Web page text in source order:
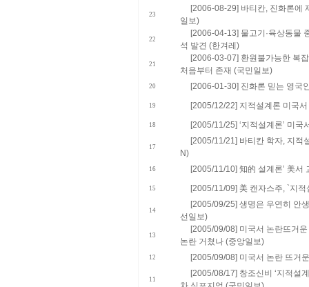
23
[2006-08-29] 바티칸, 진화론에
일보)
22
[2006-04-13] 물고기·육상동물
석 발견 (한겨레)
21
[2006-03-07] 환원불가능한 복
처음부터 존재 (국민일보)
20 [2006-01-30] 진화론 믿는 영국
19 [2005/12/22] 지적설계론 미국
18 [2005/11/25] ‘지적설계론’ 미
17
[2005/11/21] 바티칸 학자, 지적
N)
16 [2005/11/10] 知的 설계론’ 美서
15 [2005/11/09] 美 캔자스주, `지
14
[2005/09/25] 생명은 우연히 안
선일보)
13
[2005/09/08] 미국서 논란뜨거
논란 거쳤나 (중앙일보)
12 [2005/09/08] 미국서 논란 뜨거
11
[2005/08/17] 창조신비 ‘지적설